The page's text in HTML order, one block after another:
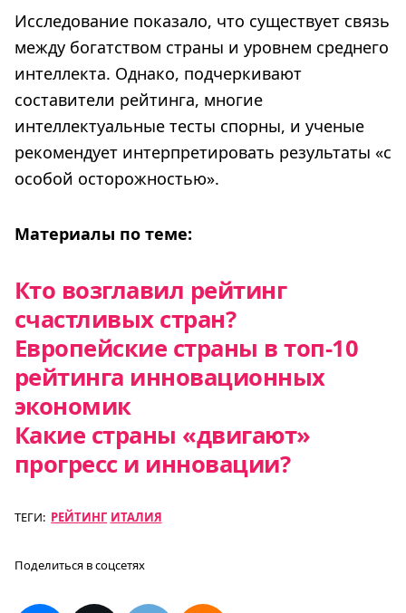
Исследование показало, что существует связь
между богатством страны и уровнем среднего
интеллекта. Однако, подчеркивают
составители рейтинга, многие
интеллектуальные тесты спорны, и ученые
рекомендует интерпретировать результаты «с
особой осторожностью».
Материалы по теме:
Кто возглавил рейтинг
счастливых стран?
Европейские страны в топ-10
рейтинга инновационных
экономик
Какие страны «двигают»
прогресс и инновации?
ТЕГИ: РЕЙТИНГ ИТАЛИЯ
Поделиться в соцсетях